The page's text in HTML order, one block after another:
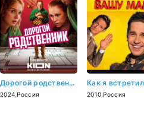
Дорогой родственник (2024)
2024 ,Россия 2010 ,Россия